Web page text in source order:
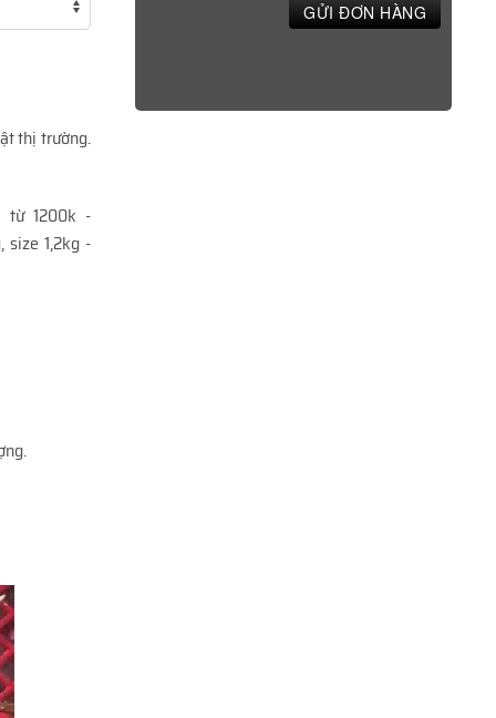
thị trường.
từ 1200k -
size 1,2kg -
GỬI ĐƠN HÀNG